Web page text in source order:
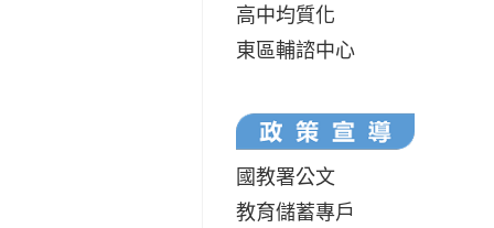
高中均質化
東區輔諮中心
國教署公文
教育儲蓄專戶